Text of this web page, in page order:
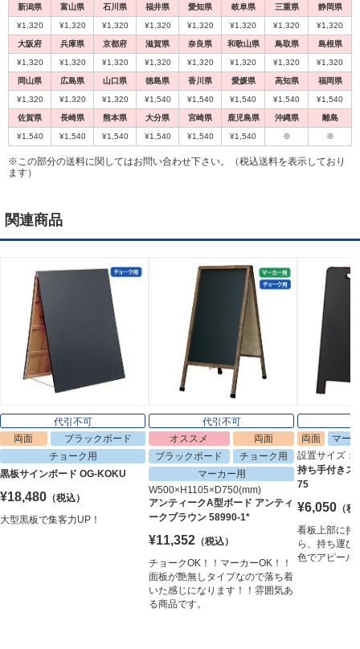
代引不可
オススメ
両面
ブラックボード
チョーク用
マーカー用
W500×H1105×D750(mm)
アンティークA型ボード アンティーク
ブラウン 58990-1*
チョークOK！！マーカーOK！！面板
代引不可
両面
ブラックボード
チョーク用
黒板サインボード OG-KOKU
（税込）
代引不可
W650×H1100×D540
A型ボード ワイド No.1640
¥13,200（税込）
木目が目を惹くA型ボード
4
代引不可
330×887
スタンドプレート（チョーク用） SP-
912 レッド
¥10,285（税込）
気軽に使えて意外に大きい！
6
※この部分の送料に関してはお問い合わせ下さい。（税込送料を表示しており
ます）
新潟県 富山県 石川県 福井県 愛知県 岐阜県 三重県 静岡県
¥1,320 ¥1,320 ¥1,320 ¥1,320 ¥1,320 ¥1,320 ¥1,320 ¥1,320
大阪府 兵庫県 京都府 滋賀県 奈良県 和歌山県 鳥取県 島根県
¥1,320 ¥1,320 ¥1,320 ¥1,320 ¥1,320 ¥1,320 ¥1,320 ¥1,320
岡山県 広島県 山口県 徳島県 香川県 愛媛県 高知県 福岡県
¥1,320 ¥1,320 ¥1,320 ¥1,540 ¥1,540 ¥1,540 ¥1,540 ¥1,540
佐賀県 長崎県 熊本県 大分県 宮崎県 鹿児島県 沖縄県 離島
¥1,540 ¥1,540 ¥1,540 ¥1,540 ¥1,540 ¥1,540 ※ ※
関連商品
代引不可
両面
ブラックボード
チョーク用
黒板サインボード OG-KOKU
¥18,480 （税込）
大型黒板で集客力UP！
代引不可
オススメ
両面
ブラックボード
チョーク用
マーカー用
W500×H1105×D750(mm)
アンティークA型ボード アンティ
ークブラウン 58990-1*
¥11,352 （税込）
チョークOK！！マーカーOK！！
面板が艶無しタイプなので落ち着
いた感じになります！！雰囲気あ
る商品です。
両面
マー
設置サイズ：
持ち手付きス
75
¥6,050 （
看板上部に持
ら、持ち運び
色でアピール